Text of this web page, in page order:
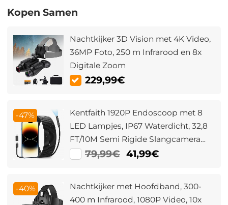
Kopen Samen
Nachtkijker 3D Vision met 4K Video,
36MP Foto, 250 m Infrarood en 8x
Digitale Zoom
229,99€
-47%
Kentfaith 1920P Endoscoop met 8
LED Lampjes, IP67 Waterdicht, 32,8
FT/10M Semi Rigide Slangcamera
voor IPhone en Android
79,99€ 41,99€
-40%
Nachtkijker met Hoofdband, 300-
400 m Infrarood, 1080P Video, 10x